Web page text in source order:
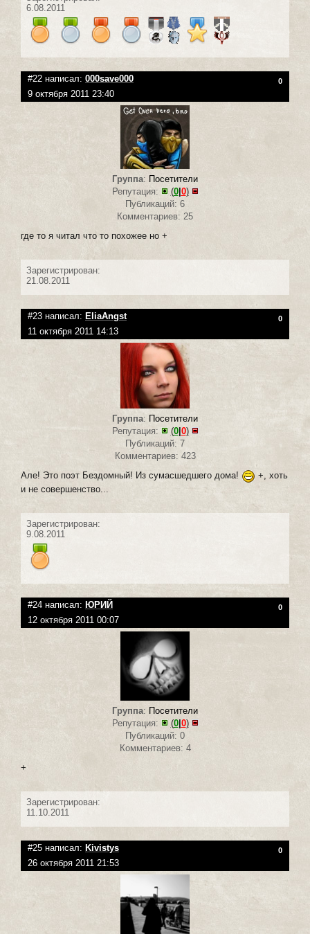
6.08.2011
#22 написал: 000save000 0
9 октября 2011 23:40
Группа: Посетители
Репутация:
(0|0)
Публикаций: 6
Комментариев: 25
где то я читал что то похожее но +
Зарегистрирован:
21.08.2011
#23 написал: EliaAngst 0
11 октября 2011 14:13
Группа: Посетители
Репутация:
(0|0)
Публикаций: 7
Комментариев: 423
Але! Это поэт Бездомный! Из сумасшедшего дома!
+, хоть
и не совершенство...
Зарегистрирован:
9.08.2011
#24 написал: ЮРИЙ 0
12 октября 2011 00:07
Группа: Посетители
Репутация:
(0|0)
Публикаций: 0
Комментариев: 4
+
Зарегистрирован:
11.10.2011
#25 написал: Kivistys 0
26 октября 2011 21:53